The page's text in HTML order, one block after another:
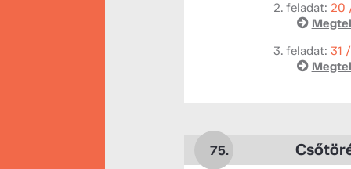
2. feladat: 20
3. feladat: 31
75.